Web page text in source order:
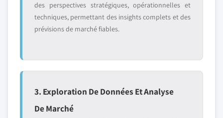
des perspectives stratégiques, opérationnelles et
techniques, permettant des insights complets et des
prévisions de marché fiables.
3. Exploration De Données Et Analyse
De Marché